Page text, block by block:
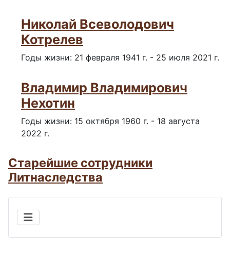
Николай Всеволодович
Котрелев
Годы жизни: 21 февраля 1941 г. - 25 июля 2021 г.
Владимир Владимирович
Нехотин
Годы жизни: 15 октября 1960 г. - 18 августа
2022 г.
Старейшие сотрудники
Литнаследства